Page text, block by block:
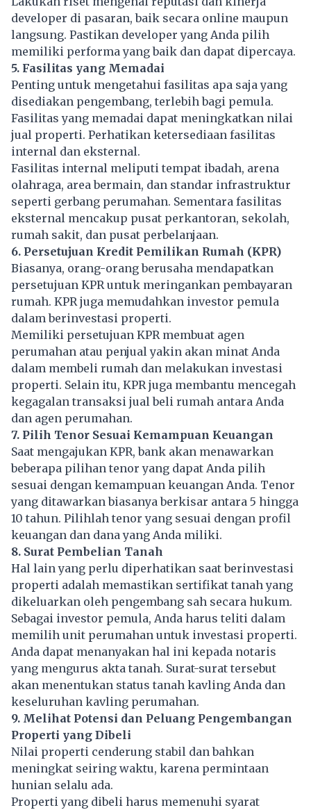
developer di pasaran, baik secara online maupun
langsung. Pastikan developer yang Anda pilih
memiliki performa yang baik dan dapat dipercaya.
5. Fasilitas yang Memadai
Penting untuk mengetahui fasilitas apa saja yang
disediakan pengembang, terlebih bagi pemula.
Fasilitas yang memadai dapat meningkatkan nilai
jual properti. Perhatikan ketersediaan fasilitas
internal dan eksternal.
Fasilitas internal meliputi tempat ibadah, arena
olahraga, area bermain, dan standar infrastruktur
seperti gerbang perumahan. Sementara fasilitas
eksternal mencakup pusat perkantoran, sekolah,
rumah sakit, dan pusat perbelanjaan.
6. Persetujuan Kredit Pemilikan Rumah (KPR)
Biasanya, orang-orang berusaha mendapatkan
persetujuan KPR untuk meringankan pembayaran
rumah. KPR juga memudahkan investor pemula
dalam berinvestasi properti.
Memiliki persetujuan KPR membuat agen
perumahan atau penjual yakin akan minat Anda
dalam membeli rumah dan melakukan investasi
properti. Selain itu, KPR juga membantu mencegah
kegagalan transaksi jual beli rumah antara Anda
dan agen perumahan.
7. Pilih Tenor Sesuai Kemampuan Keuangan
Saat mengajukan KPR, bank akan menawarkan
beberapa pilihan tenor yang dapat Anda pilih
sesuai dengan kemampuan keuangan Anda. Tenor
yang ditawarkan biasanya berkisar antara 5 hingga
10 tahun. Pilihlah tenor yang sesuai dengan profil
keuangan dan dana yang Anda miliki.
8. Surat Pembelian Tanah
Hal lain yang perlu diperhatikan saat berinvestasi
properti adalah memastikan sertifikat tanah yang
dikeluarkan oleh pengembang sah secara hukum.
Sebagai investor pemula, Anda harus teliti dalam
memilih unit perumahan untuk investasi properti.
Anda dapat menanyakan hal ini kepada notaris
yang mengurus akta tanah. Surat-surat tersebut
akan menentukan status tanah kavling Anda dan
keseluruhan kavling perumahan.
9. Melihat Potensi dan Peluang Pengembangan
Properti yang Dibeli
Nilai properti cenderung stabil dan bahkan
meningkat seiring waktu, karena permintaan
hunian selalu ada.
Properti yang dibeli harus memenuhi syarat